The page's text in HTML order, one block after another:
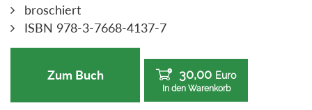
broschiert
ISBN 978-3-7668-4137-7
Zum Buch 30,00 Euro
In den Warenkorb